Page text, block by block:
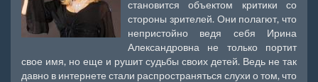
становится объектом критики со
стороны зрителей. Они полагют, что
непристойно ведя себя Ирина
Александровна не только портит
свое имя, но еще и рушит судьбы своих детей. Ведь не так
давно в интернете стали распространяться слухи о том, что